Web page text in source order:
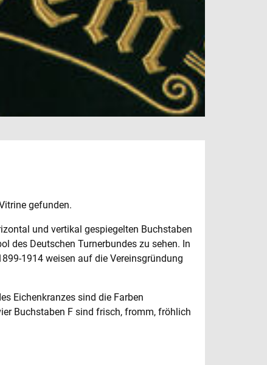
gefunden.
und vertikal gespiegelten Buchstaben
des Deutschen Turnerbundes zu sehen. In
1914 weisen auf die Vereinsgründung
Eichenkranzes sind die Farben
Buchstaben F sind frisch, fromm, fröhlich